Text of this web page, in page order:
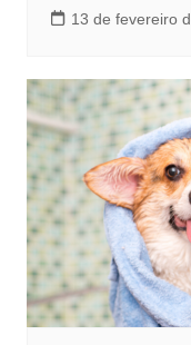
13 de fevereiro